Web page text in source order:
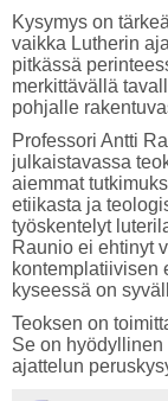
Kysymys on
vaikka Lutherin
pitkässä
merkittävällä
pohjalle
Professori Antti
julkaistavassa
aiemmat
etiikasta ja
työskentelyt
Raunio ei ehtinyt
kontemplatiivisen
kyseessä on
Teoksen on
Se on
ajattelun